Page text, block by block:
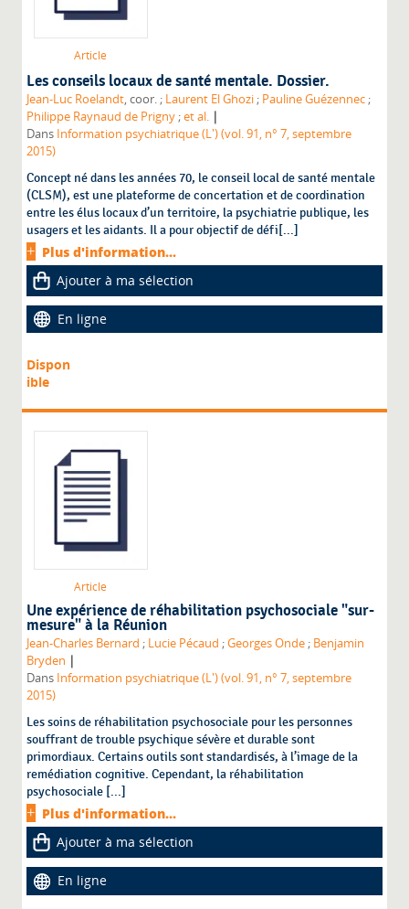
Article
Les conseils locaux de santé mentale. Dossier.
Jean-Luc Roelandt , coor. ; Laurent El Ghozi ; Pauline Guézennec ;
Philippe Raynaud de Prigny ;et al. |
Dans Information psychiatrique (L') (vol. 91, n° 7, septembre
2015)
Concept né dans les années 70, le conseil local de santé mentale
(CLSM), est une plateforme de concertation et de coordination
entre les élus locaux d’un territoire, la psychiatrie publique, les
usagers et les aidants. Il a pour objectif de défi[...]
Plus d'information...
Ajouter à ma sélection
En ligne
Dispon
ible
Article
Une expérience de réhabilitation psychosociale "sur-
mesure" à la Réunion
Jean-Charles Bernard ; Lucie Pécaud ;Georges Onde; Benjamin
Bryden |
Dans Information psychiatrique (L') (vol. 91, n° 7, septembre
2015)
Les soins de réhabilitation psychosociale pour les personnes
souffrant de trouble psychique sévère et durable sont
primordiaux. Certains outils sont standardisés, à l’image de la
remédiation cognitive. Cependant, la réhabilitation
psychosociale [...]
Plus d'information...
Ajouter à ma sélection
En ligne